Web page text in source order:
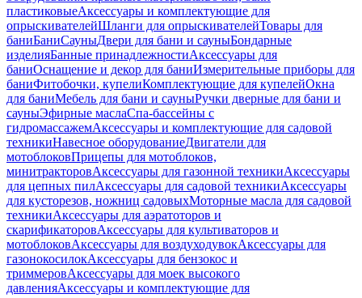
пластиковыеАксессуары и комплектующие для
опрыскивателейШланги для опрыскивателейТовары для
баниБаниСауныДвери для бани и сауныБондарные
изделияБанные принадлежностиАксессуары для
баниОснащение и декор для баниИзмерительные приборы для
баниФитобочки, купелиКомплектующие для купелейОкна
для баниМебель для бани и сауныРучки дверные для бани и
сауныЭфирные маслаСпа-бассейны с
гидромассажемАксессуары и комплектующие для садовой
техникиНавесное оборудованиеДвигатели для
мотоблоковПрицепы для мотоблоков,
минитракторовАксессуары для газонной техникиАксессуары
для цепных пилАксессуары для садовой техникиАксессуары
для кусторезов, ножниц садовыхМоторные масла для садовой
техникиАксессуары для аэратоторов и
скарификаторовАксессуары для культиваторов и
мотоблоковАксессуары для воздуходувокАксессуары для
газонокосилокАксессуары для бензокос и
триммеровАксессуары для моек высокого
давленияАксессуары и комплектующие для